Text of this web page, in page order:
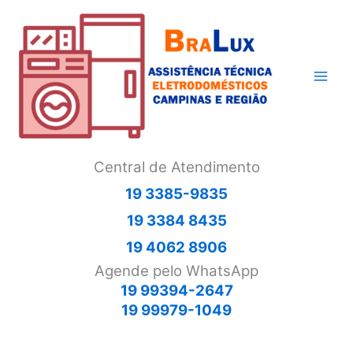
conteúdo
Central de Atendimento
19 3385-9835
19 3384 8435
19 4062 8906
Agende pelo WhatsApp
19 99394-2647
19 99979-1049